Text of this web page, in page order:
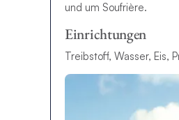
und um Soufrière.
Einrichtungen
Treibstoff, Wasser, Eis,